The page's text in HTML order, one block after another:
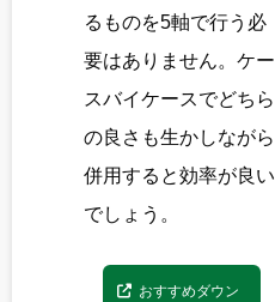
るものを5軸で行う必
要はありません。ケー
スバイケースでどちら
の良さも生かしながら
併用すると効率が良い
でしょう。
おすすめダウン